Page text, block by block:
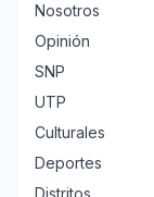
Nosotros
Opinión
SNP
UTP
Culturales
Deportes